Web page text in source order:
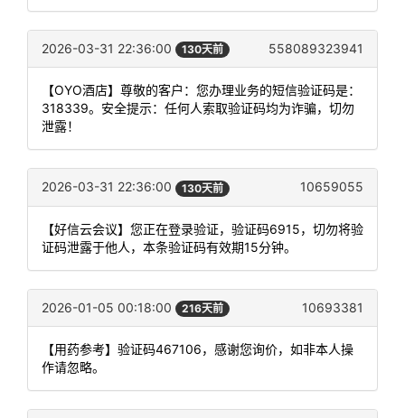
2026-03-31 22:36:00 130天前 558089323941
【OYO酒店】尊敬的客户：您办理业务的短信验证码是：
318339。安全提示：任何人索取验证码均为诈骗，切勿
泄露！
2026-03-31 22:36:00 130天前 10659055
【好信云会议】您正在登录验证，验证码6915，切勿将验
证码泄露于他人，本条验证码有效期15分钟。
2026-01-05 00:18:00 216天前 10693381
【用药参考】验证码467106，感谢您询价，如非本人操
作请忽略。